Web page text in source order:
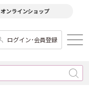
オンラインショップ
ログイン･会員登録